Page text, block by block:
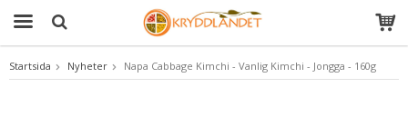
Produkten har blivit tillagd i varukorgen
Startsida Nyheter Napa Cabbage Kimchi - Vanlig Kimchi - Jongga - 160g